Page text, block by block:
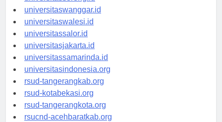
universitassorong.id
universitaswanggar.id
universitaswalesi.id
universitassalor.id
universitasjakarta.id
universitassamarinda.id
universitasindonesia.org
rsud-tangerangkab.org
rsud-kotabekasi.org
rsud-tangerangkota.org